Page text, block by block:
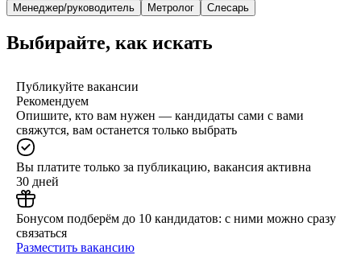
Менеджер/руководитель Метролог Слесарь
Выбирайте, как искать
Публикуйте вакансии
Рекомендуем
Опишите, кто вам нужен — кандидаты сами с вами
свяжутся, вам останется только выбрать
Вы платите только за публикацию, вакансия активна
30 дней
Бонусом подберём до 10 кандидатов: с ними можно сразу
связаться
Разместить вакансию